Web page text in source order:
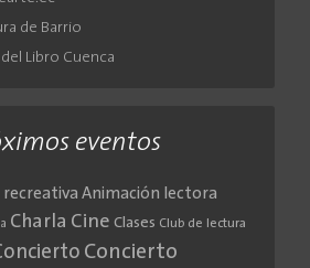
de Barrio
del Libro Cuenca
eventos
recreativa Animación lectora
Charla Cine Clases Club de lectura
Concierto